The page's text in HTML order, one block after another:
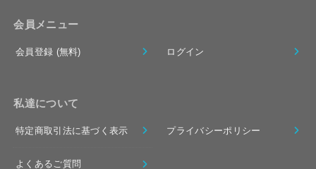
会員メニュー
会員登録 (無料) ログイン
私達について
特定商取引法に基づく表示 プライバシーポリシー
よくあるご質問